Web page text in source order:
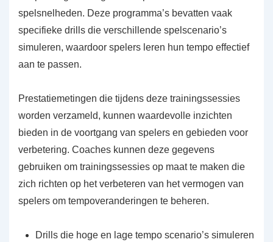
spelsnelheden. Deze programma’s bevatten vaak
specifieke drills die verschillende spelscenario’s
simuleren, waardoor spelers leren hun tempo effectief
aan te passen.
Prestatiemetingen die tijdens deze trainingssessies
worden verzameld, kunnen waardevolle inzichten
bieden in de voortgang van spelers en gebieden voor
verbetering. Coaches kunnen deze gegevens
gebruiken om trainingssessies op maat te maken die
zich richten op het verbeteren van het vermogen van
spelers om tempoveranderingen te beheren.
Drills die hoge en lage tempo scenario’s simuleren